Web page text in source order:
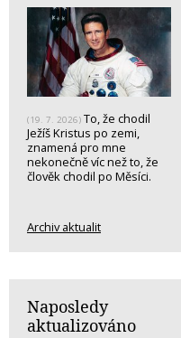
(19. 7. 2026) To, že chodil
Ježíš Kristus po zemi,
znamená pro mne
nekonečně víc než to, že
člověk chodil po Měsíci.
Archiv aktualit
Naposledy
aktualizováno